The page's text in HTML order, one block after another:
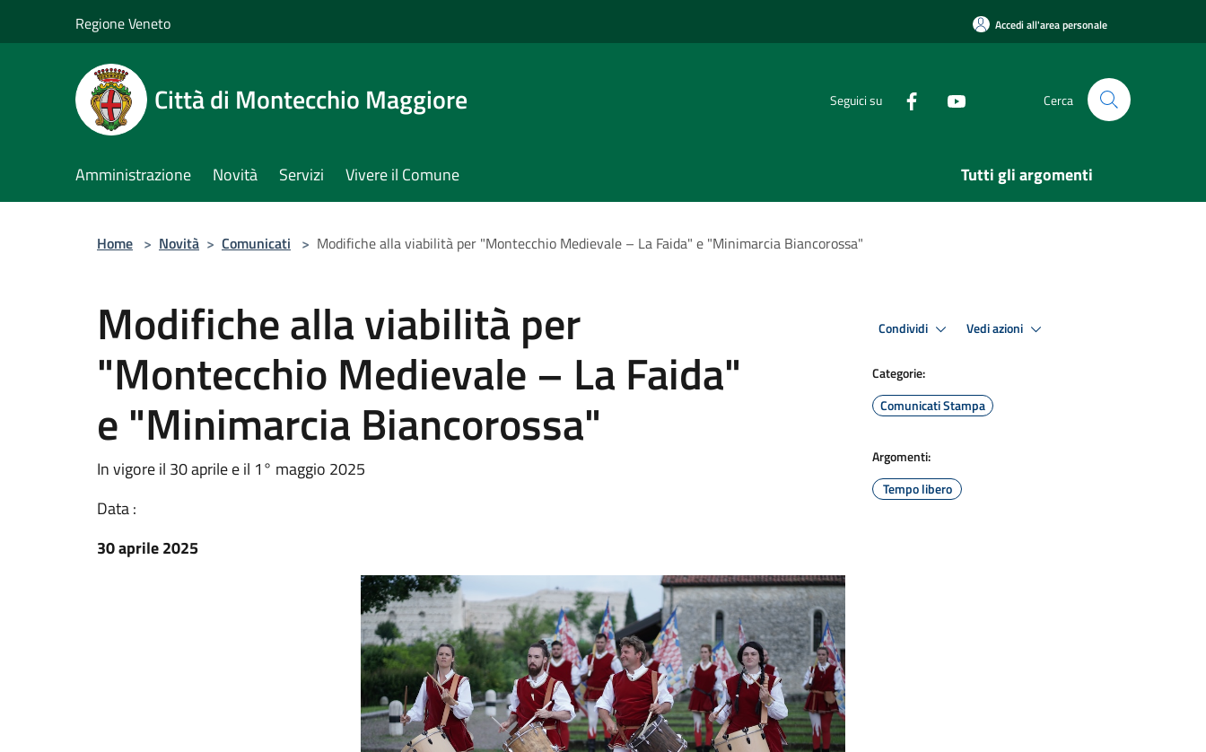
Regione Veneto Accedi all'area personale
Città di Montecchio Maggiore Seguici su Cerca
Amministrazione Novità Servizi Vivere il Comune Tutti gli argomenti
Home > Novità > Comunicati > Modifiche alla viabilità per "Montecchio Medievale – La Faida" e "Minimarcia Biancorossa"
Modifiche alla viabilità per
"Montecchio Medievale – La Faida"
e "Minimarcia Biancorossa"
In vigore il 30 aprile e il 1° maggio 2025
Data :
30 aprile 2025
Condividi Vedi azioni
Categorie:
Comunicati Stampa
Argomenti:
Tempo libero